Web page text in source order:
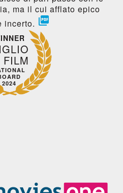
ma il cui afflato epico
incerto. 
FILM
2024